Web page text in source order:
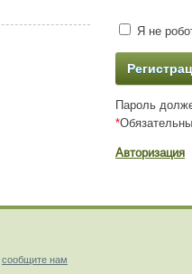
Я не
Пароль
*
Авторизация
сообщите нам